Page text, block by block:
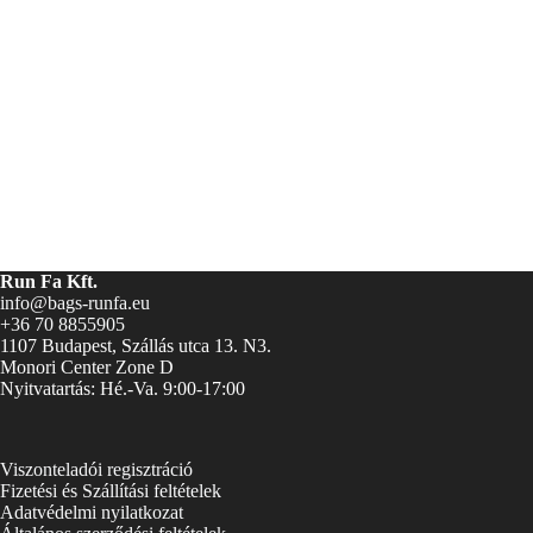
Run Fa Kft.
info@bags-runfa.eu
+36 70 8855905
1107 Budapest, Szállás utca 13. N3.
Monori Center Zone D
Nyitvatartás: Hé.-Va. 9:00-17:00
Viszonteladói regisztráció
Fizetési és Szállítási feltételek
Adatvédelmi nyilatkozat